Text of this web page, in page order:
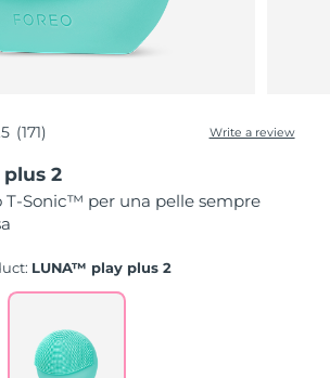
(171) Write a review
2
T-Sonic™ per una pelle sempre
LUNA™ play plus 2